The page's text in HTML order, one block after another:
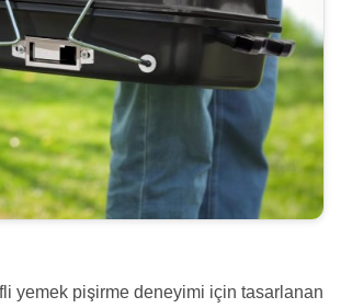
yemek pişirme deneyimi için tasarlanan